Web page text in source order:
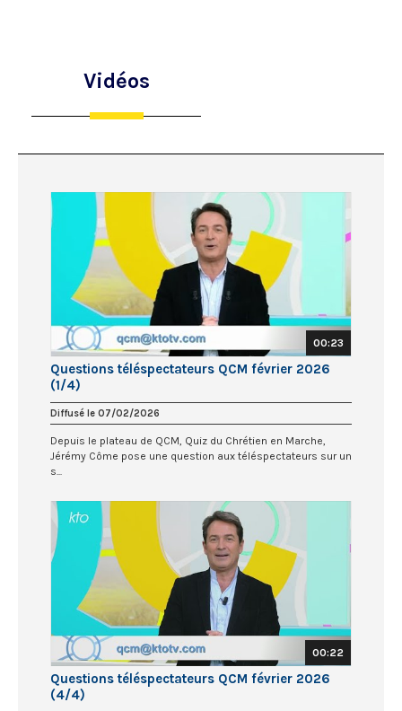
Vidéos
00:23
Questions téléspectateurs QCM février 2026
(1/4)
Diffusé le 07/02/2026
Depuis le plateau de QCM, Quiz du Chrétien en Marche,
Jérémy Côme pose une question aux téléspectateurs sur un
s...
00:22
Questions téléspectateurs QCM février 2026
(4/4)